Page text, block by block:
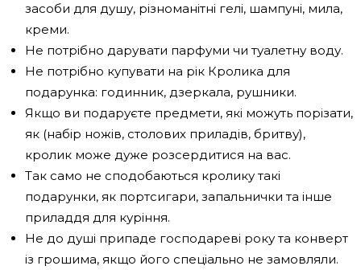
засоби для душу, різноманітні гелі, шампуні, мила,
креми.
Не потрібно дарувати парфуми чи туалетну воду.
Не потрібно купувати на рік Кролика для
подарунка: годинник, дзеркала, рушники.
Якщо ви подаруєте предмети, які можуть порізати,
як (набір ножів, столових приладів, бритву),
кролик може дуже розсердитися на вас.
Так само не сподобаються кролику такі
подарунки, як портсигари, запальнички та інше
приладдя для куріння.
Не до душі припаде господареві року та конверт
із грошима, якщо його спеціально не замовляли.